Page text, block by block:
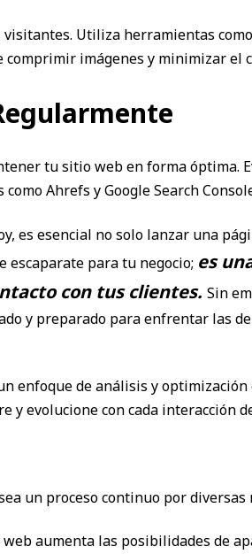
Utiliza herramientas
imágenes y minimizar el
tu sitio web en forma óptima.
Ahrefs y Google Search
es esencial no solo lanzar una
escaparate para tu negocio; es
con tus clientes. Sin
y preparado para enfrentar las
enfoque de análisis y
y evolucione con cada interacción
un proceso continuo por diversas
aumenta las posibilidades de